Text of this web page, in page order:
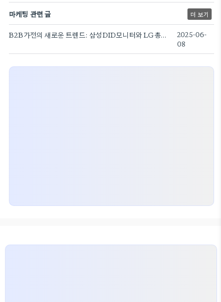
마케팅 관련 글 더 보기
B2B가전의 새로운 트렌드: 삼성DID모니터와 LG총판의 기회!
2025-06-
08